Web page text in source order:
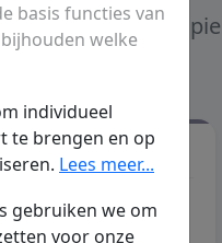
en visuele
heupprothese?
basis functies van
welke
individueel
te brengen en op
Lees meer...
gebruiken we om
voor onze